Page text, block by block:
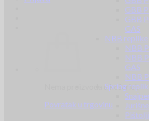
Nema proizvoda u košarici.
Povratak u trgovinu
GBB
GBB
GAS
NBB replike
NBB
NBB
GAS
NBB
Spring
Pištolji